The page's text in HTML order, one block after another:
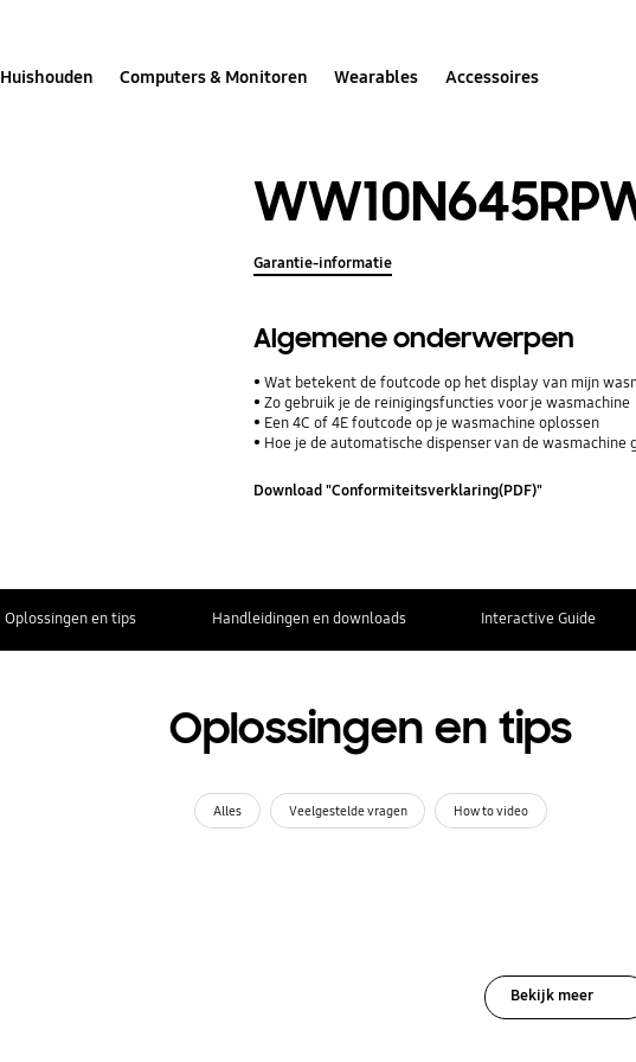
Huishouden Computers & Monitoren Wearables Accessoires
Garantie-informatie
Algemene onderwerpen
Wat betekent de foutcode op het display van mijn
Zo gebruik je de reinigingsfuncties voor je wasmachine
Een 4C of 4E foutcode op je wasmachine oplossen
Hoe je de automatische dispenser van de wasmachine
Download "Conformiteitsverklaring(PDF)"
Oplossingen en tips Handleidingen en downloads Interactive Guide
Oplossingen en tips
Alles Veelgestelde vragen How to video
Bekijk meer